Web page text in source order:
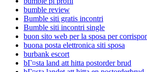
bumble review
Bumble siti gratis incontri
Bumble siti incontri single
buon sito web per la sposa per
buona posta elettronica siti sposa
burbank escort
bГ¤sta land att hitta postorder brud